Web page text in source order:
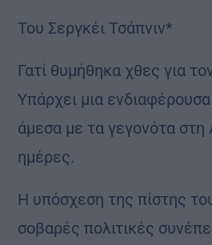
Του Σεργκέι Τσάπνιν*
Γατί θυμήθηκα χθες για
Υπάρχει μια
άμεσα με τα γεγονότα στη
ημέρες.
Η υπόσχεση της πίστης
σοβαρές πολιτικές